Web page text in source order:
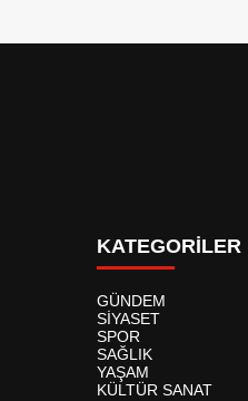
KATEGORİLER
GÜNDEM
SİYASET
SPOR
SAĞLIK
YAŞAM
KÜLTÜR SANAT